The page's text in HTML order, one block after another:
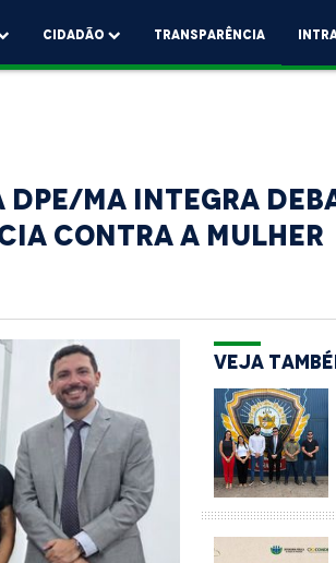
Cidadão Transparência
MA integra
contra a mulher
Veja